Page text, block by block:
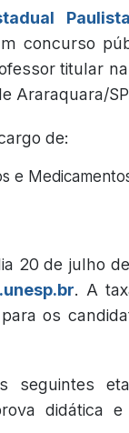
concurso
titular
Araraquara/
de:
e
20 de julho
. A
os
seguintes
didática